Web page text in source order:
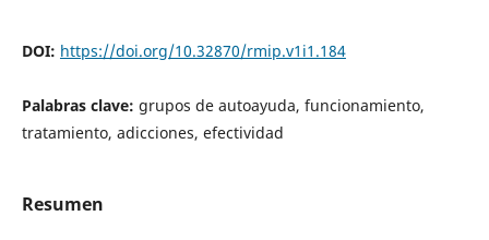
DOI: https://doi.org/10.32870/rmip.v1i1.184
Palabras clave: grupos de autoayuda, funcionamiento,
tratamiento, adicciones, efectividad
Resumen